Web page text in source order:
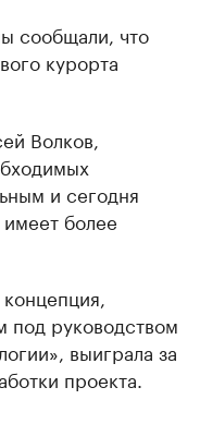
сообщали, что
курорта
Волков,
и сегодня
более
под руководством
выиграла за
проекта.